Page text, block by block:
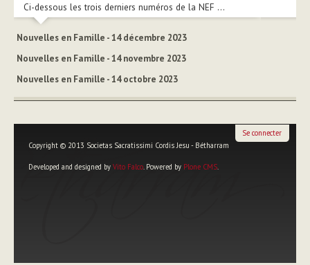
Ci-dessous les trois derniers numéros de la NEF ...
Nouvelles en Famille - 14 décembre 2023
Nouvelles en Famille - 14 novembre 2023
Nouvelles en Famille - 14 octobre 2023
Copyright © 2013 Societas Sacratissimi Cordis Jesu - Bétharram
Developed and designed by Vito Falco. Powered by Plone CMS.
Se connecter